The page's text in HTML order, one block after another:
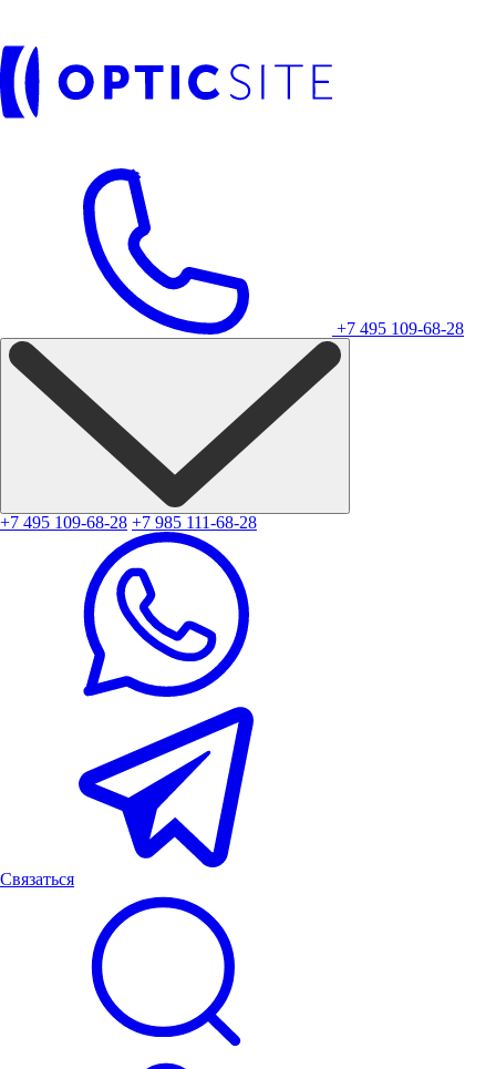
+7 495 109-68-28
+7 495 109-68-28 +7 985 111-68-28
Связаться